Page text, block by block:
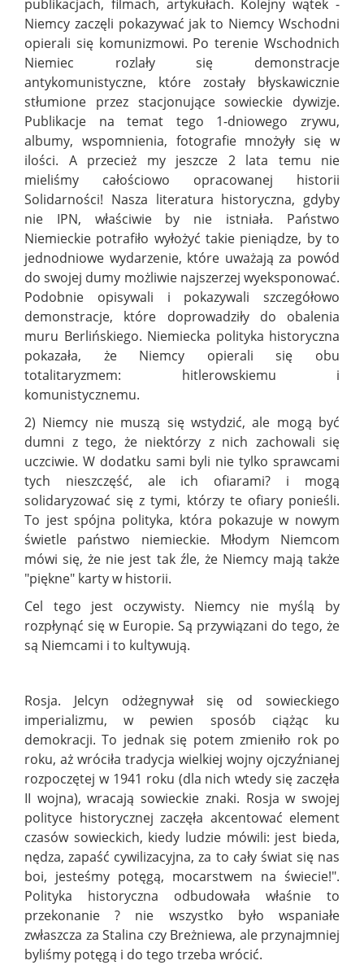
publikacjach, filmach, artykułach. Kolejny wątek -
Niemcy zaczęli pokazywać jak to Niemcy Wschodni
opierali się komunizmowi. Po terenie Wschodnich
Niemiec rozlały się demonstracje
antykomunistyczne, które zostały błyskawicznie
stłumione przez stacjonujące sowieckie dywizje.
Publikacje na temat tego 1-dniowego zrywu,
albumy, wspomnienia, fotografie mnożyły się w
ilości. A przecież my jeszcze 2 lata temu nie
mieliśmy całościowo opracowanej historii
Solidarności! Nasza literatura historyczna, gdyby
nie IPN, właściwie by nie istniała. Państwo
Niemieckie potrafiło wyłożyć takie pieniądze, by to
jednodniowe wydarzenie, które uważają za powód
do swojej dumy możliwie najszerzej wyeksponować.
Podobnie opisywali i pokazywali szczegółowo
demonstracje, które doprowadziły do obalenia
muru Berlińskiego. Niemiecka polityka historyczna
pokazała, że Niemcy opierali się obu
totalitaryzmem: hitlerowskiemu i
komunistycznemu.
2) Niemcy nie muszą się wstydzić, ale mogą być
dumni z tego, że niektórzy z nich zachowali się
uczciwie. W dodatku sami byli nie tylko sprawcami
tych nieszczęść, ale ich ofiarami? i mogą
solidaryzować się z tymi, którzy te ofiary ponieśli.
To jest spójna polityka, która pokazuje w nowym
świetle państwo niemieckie. Młodym Niemcom
mówi się, że nie jest tak źle, że Niemcy mają także
"piękne" karty w historii.
Cel tego jest oczywisty. Niemcy nie myślą by
rozpłynąć się w Europie. Są przywiązani do tego, że
są Niemcami i to kultywują.
Rosja. Jelcyn odżegnywał się od sowieckiego
imperializmu, w pewien sposób ciążąc ku
demokracji. To jednak się potem zmieniło rok po
roku, aż wróciła tradycja wielkiej wojny ojczyźnianej
rozpoczętej w 1941 roku (dla nich wtedy się zaczęła
II wojna), wracają sowieckie znaki. Rosja w swojej
polityce historycznej zaczęła akcentować element
czasów sowieckich, kiedy ludzie mówili: jest bieda,
nędza, zapaść cywilizacyjna, za to cały świat się nas
boi, jesteśmy potęgą, mocarstwem na świecie!".
Polityka historyczna odbudowała właśnie to
przekonanie ? nie wszystko było wspaniałe
zwłaszcza za Stalina czy Breżniewa, ale przynajmniej
byliśmy potęgą i do tego trzeba wrócić.